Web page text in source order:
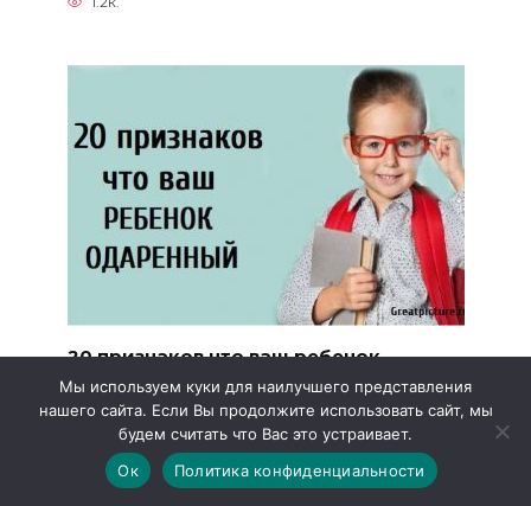
20 признаков что ваш ребенок
одаренный.Полезно знать.
20 признаков что ваш ребенок
одаренный.Полезно знать.
2.8к.
Мы используем куки для наилучшего представления
нашего сайта. Если Вы продолжите использовать сайт, мы
будем считать что Вас это устраивает.
Ок
Политика конфиденциальности